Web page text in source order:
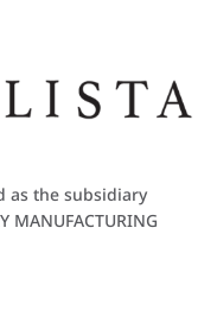
as the subsidiary
MANUFACTURING